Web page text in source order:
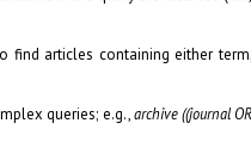
find articles containing either
queries; e.g.,archive ((journal